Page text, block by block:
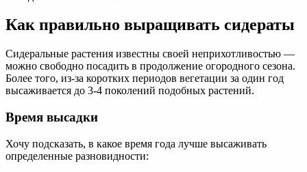
Как правильно выращивать сидераты
Сидеральные растения известны своей неприхотливостью —
можно свободно посадить в продолжение огородного сезона.
Более того, из-за коротких периодов вегетации за один год
высаживается до 3-4 поколений подобных растений.
Время высадки
Хочу подсказать, в какое время года лучше высаживать
определенные разновидности: